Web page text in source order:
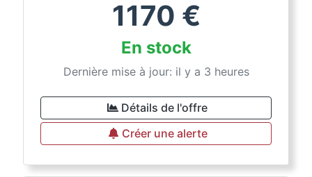
1170 €
En stock
Dernière mise à jour: il y a 3 heures
Détails de l'offre
Créer une alerte